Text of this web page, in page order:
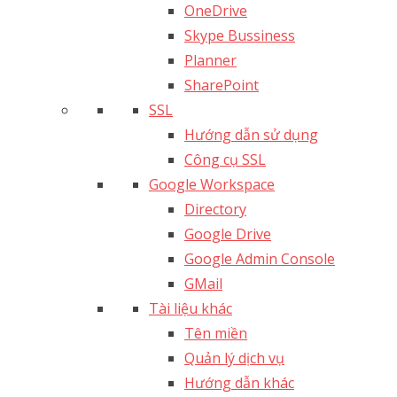
OneDrive
Skype Bussiness
Planner
SharePoint
SSL
Hướng dẫn sử dụng
Công cụ SSL
Google Workspace
Directory
Google Drive
Google Admin Console
GMail
Tài liệu khác
Tên miền
Quản lý dịch vụ
Hướng dẫn khác